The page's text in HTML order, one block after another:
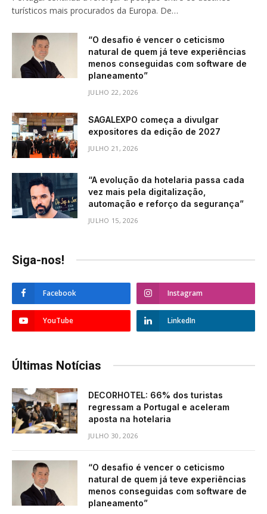
turísticos mais procurados da Europa. De…
“O desafio é vencer o ceticismo
natural de quem já teve experiências
menos conseguidas com software de
planeamento”
JULHO 22, 2026
SAGALEXPO começa a divulgar
expositores da edição de 2027
JULHO 21, 2026
“A evolução da hotelaria passa cada
vez mais pela digitalização,
automação e reforço da segurança”
JULHO 15, 2026
Siga-nos!
Facebook Instagram
YouTube LinkedIn
Últimas Notícias
DECORHOTEL: 66% dos turistas
regressam a Portugal e aceleram
aposta na hotelaria
JULHO 30, 2026
“O desafio é vencer o ceticismo
natural de quem já teve experiências
menos conseguidas com software de
planeamento”